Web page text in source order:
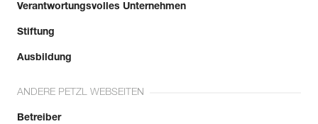
Verantwortungsvolles Unternehmen
Stiftung
Ausbildung
ANDERE PETZL WEBSEITEN
Betreiber